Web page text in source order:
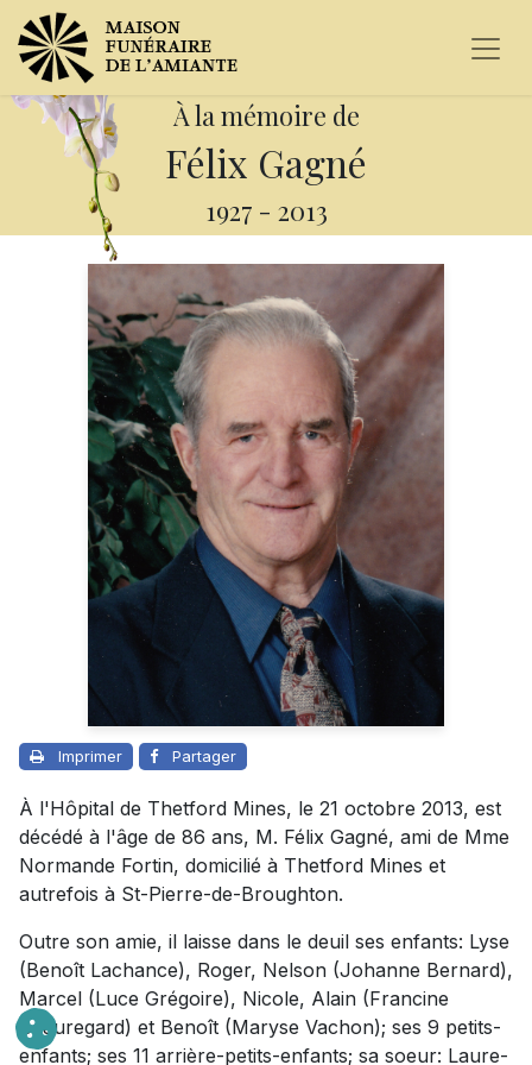
À la mémoire de
Félix Gagné
1927 - 2013
Imprimer Partager
À l'Hôpital de Thetford Mines, le 21 octobre 2013, est
décédé à l'âge de 86 ans, M. Félix Gagné, ami de Mme
Normande Fortin, domicilié à Thetford Mines et
autrefois à St-Pierre-de-Broughton.
Outre son amie, il laisse dans le deuil ses enfants: Lyse
(Benoît Lachance), Roger, Nelson (Johanne Bernard),
Marcel (Luce Grégoire), Nicole, Alain (Francine
Beauregard) et Benoît (Maryse Vachon); ses 9 petits-
enfants; ses 11 arrière-petits-enfants; sa soeur: Laure-